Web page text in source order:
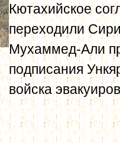
Кютахийское
переходили
Мухаммед-Али
подписания
войска